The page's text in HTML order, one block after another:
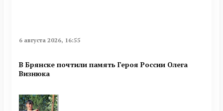
6 августа 2026, 16:55
В Брянске почтили память Героя России Олега
Визнюка